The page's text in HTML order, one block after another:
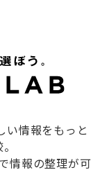
情報をもっと
情報の整理が可